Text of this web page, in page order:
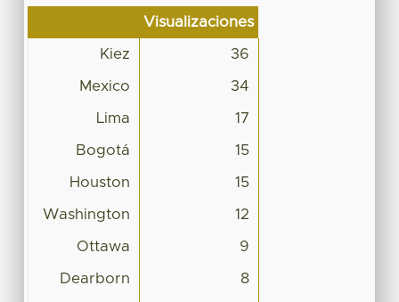
Visualizaciones
Kiez 36
Mexico 34
Lima 17
Bogotá 15
Houston 15
Washington 12
Ottawa 9
Dearborn 8